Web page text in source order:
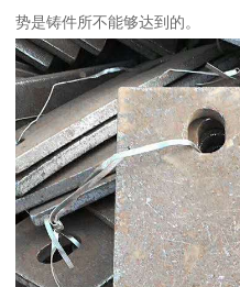
势是铸件所不能够达到的。